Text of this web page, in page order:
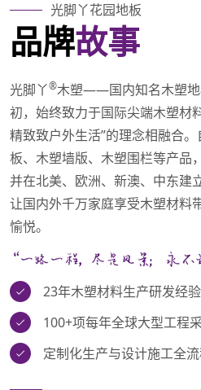
光脚丫花园地板
品牌故事
光脚丫®木塑——国内知名木塑地
初，始终致力于国际尖端木塑材
精致致户外生活”的理念相融合
板、木塑墙版、木塑围栏等产品
并在北美、欧洲、新澳、中东建
让国内外千万家庭享受木塑材料
愉悦。
23年木塑材料生产研发经验
100+项每年全球大型工程
定制化生产与设计施工全